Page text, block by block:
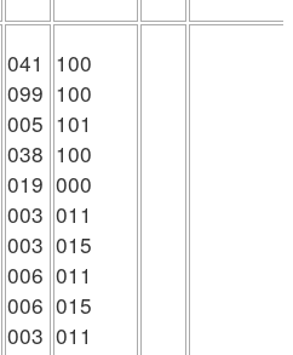
041
099
005
038
019
003
003
006
006
003
100
100
101
100
000
011
015
011
015
011